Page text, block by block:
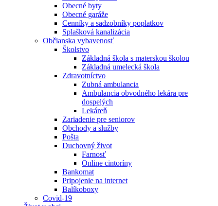
Obecné byty
Obecné garáže
Cenníky a sadzobníky poplatkov
Splašková kanalizácia
Občianska vybavenosť
Školstvo
Základná škola s materskou školou
Základná umelecká škola
Zdravotníctvo
Zubná ambulancia
Ambulancia obvodného lekára pre
dospelých
Lekáreň
Zariadenie pre seniorov
Obchody a služby
Pošta
Duchovný život
Farnosť
Online cintoríny
Bankomat
Pripojenie na internet
Balíkoboxy
Covid-19